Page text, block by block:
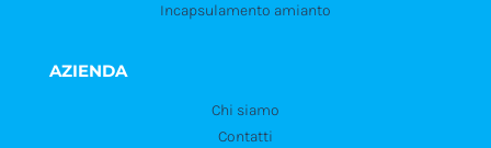
Incapsulamento amianto
AZIENDA
Chi siamo
Contatti